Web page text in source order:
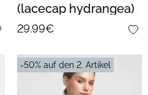
(lacecap hydrangea)
29.99€
-50% auf den 2. Artikel